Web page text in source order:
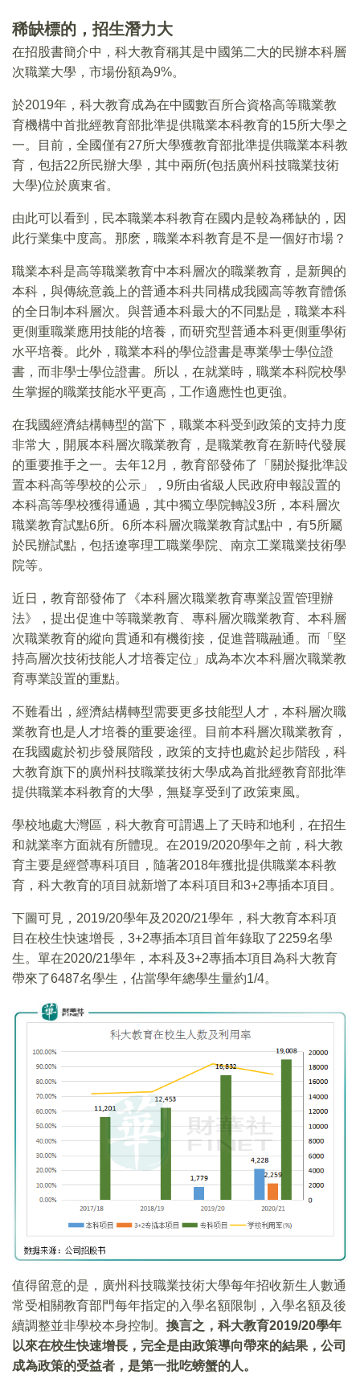
稀缺標的，招生潛力大
在招股書簡介中，科大教育稱其是中國第二大的民辦本科層
次職業大學，市場份額為9%。
於2019年，科大教育成為在中國數百所合資格高等職業教
育機構中首批經教育部批準提供職業本科教育的15所大學之
一。目前，全國僅有27所大學獲教育部批準提供職業本科教
育，包括22所民辦大學，其中兩所(包括廣州科技職業技術
大學)位於廣東省。
由此可以看到，民本職業本科教育在國内是較為稀缺的，因
此行業集中度高。那麽，職業本科教育是不是一個好市場？
職業本科是高等職業教育中本科層次的職業教育，是新興的
本科，與傳統意義上的普通本科共同構成我國高等教育體係
的全日制本科層次。與普通本科最大的不同點是，職業本科
更側重職業應用技能的培養，而研究型普通本科更側重學術
水平培養。此外，職業本科的學位證書是專業學士學位證
書，而非學士學位證書。所以，在就業時，職業本科院校學
生掌握的職業技能水平更高，工作適應性也更強。
在我國經濟結構轉型的當下，職業本科受到政策的支持力度
非常大，開展本科層次職業教育，是職業教育在新時代發展
的重要推手之一。去年12月，教育部發佈了「關於擬批準設
置本科高等學校的公示」，9所由省級人民政府申報設置的
本科高等學校獲得通過，其中獨立學院轉設3所，本科層次
職業教育試點6所。6所本科層次職業教育試點中，有5所屬
於民辦試點，包括遼寧理工職業學院、南京工業職業技術學
院等。
近日，教育部發佈了《本科層次職業教育專業設置管理辦
法》，提出促進中等職業教育、專科層次職業教育、本科層
次職業教育的縱向貫通和有機銜接，促進普職融通。而「堅
持高層次技術技能人才培養定位」成為本次本科層次職業教
育專業設置的重點。
不難看出，經濟結構轉型需要更多技能型人才，本科層次職
業教育也是人才培養的重要途徑。目前本科層次職業教育，
在我國處於初步發展階段，政策的支持也處於起步階段，科
大教育旗下的廣州科技職業技術大學成為首批經教育部批準
提供職業本科教育的大學，無疑享受到了政策東風。
學校地處大灣區，科大教育可謂遇上了天時和地利，在招生
和就業率方面就有所體現。在2019/2020學年之前，科大教
育主要是經營專科項目，隨著2018年獲批提供職業本科教
育，科大教育的項目就新增了本科項目和3+2專插本項目。
下圖可見，2019/20學年及2020/21學年，科大教育本科項
目在校生快速增長，3+2專插本項目首年錄取了2259名學
生。單在2020/21學年，本科及3+2專插本項目為科大教育
帶來了6487名學生，佔當學年總學生量約1/4。
值得留意的是，廣州科技職業技術大學每年招收新生人數通
常受相關教育部門每年指定的入學名額限制，入學名額及後
續調整並非學校本身控制。 換言之，科大教育2019/20學年
以來在校生快速增長，完全是由政策導向帶來的結果，公司
成為政策的受益者，是第一批吃螃蟹的人。